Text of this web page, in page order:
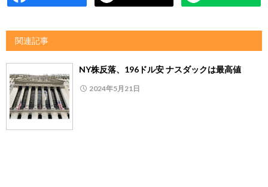
関連記事
NY株反落、196ドル安 ナスダックは最高値
2024年5月21日